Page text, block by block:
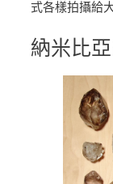
式各樣拍攝給
納米比